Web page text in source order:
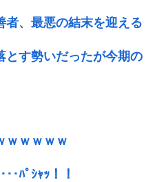
者、最悪の結末を迎える
とす勢いだったが今期の
ｗｗｗｗｗ
･ﾊﾟｼｬｯ！！